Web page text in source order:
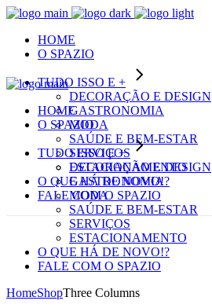
HOME
O SPAZIO
TUDO ISSO E +
DECORAÇÃO E DESIGN
GASTRONOMIA
MODA
SAÚDE E BEM-ESTAR
SERVIÇOS
ESTACIONAMENTO
O QUE HÁ DE NOVO!?
FALE COM O SPAZIO
HOME
O SPAZIO
TUDO ISSO E +
DECORAÇÃO E DESIGN
GASTRONOMIA
MODA
SAÚDE E BEM-ESTAR
SERVIÇOS
ESTACIONAMENTO
O QUE HÁ DE NOVO!?
FALE COM O SPAZIO
HomeShopThree Columns